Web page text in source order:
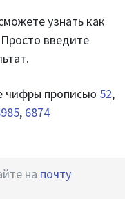
узнать как
введите
чифры прописью 52,
, 6874
на почту